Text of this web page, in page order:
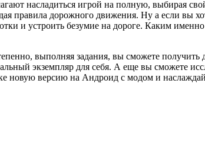
насладиться игрой на полную, выбирая
правила дорожного движения. Ну а если вы
и устроить безумие на дороге. Каким
выполняя задания, вы сможете
экземпляр для себя. А еще вы сможете
новую версию на Андроид с модом и